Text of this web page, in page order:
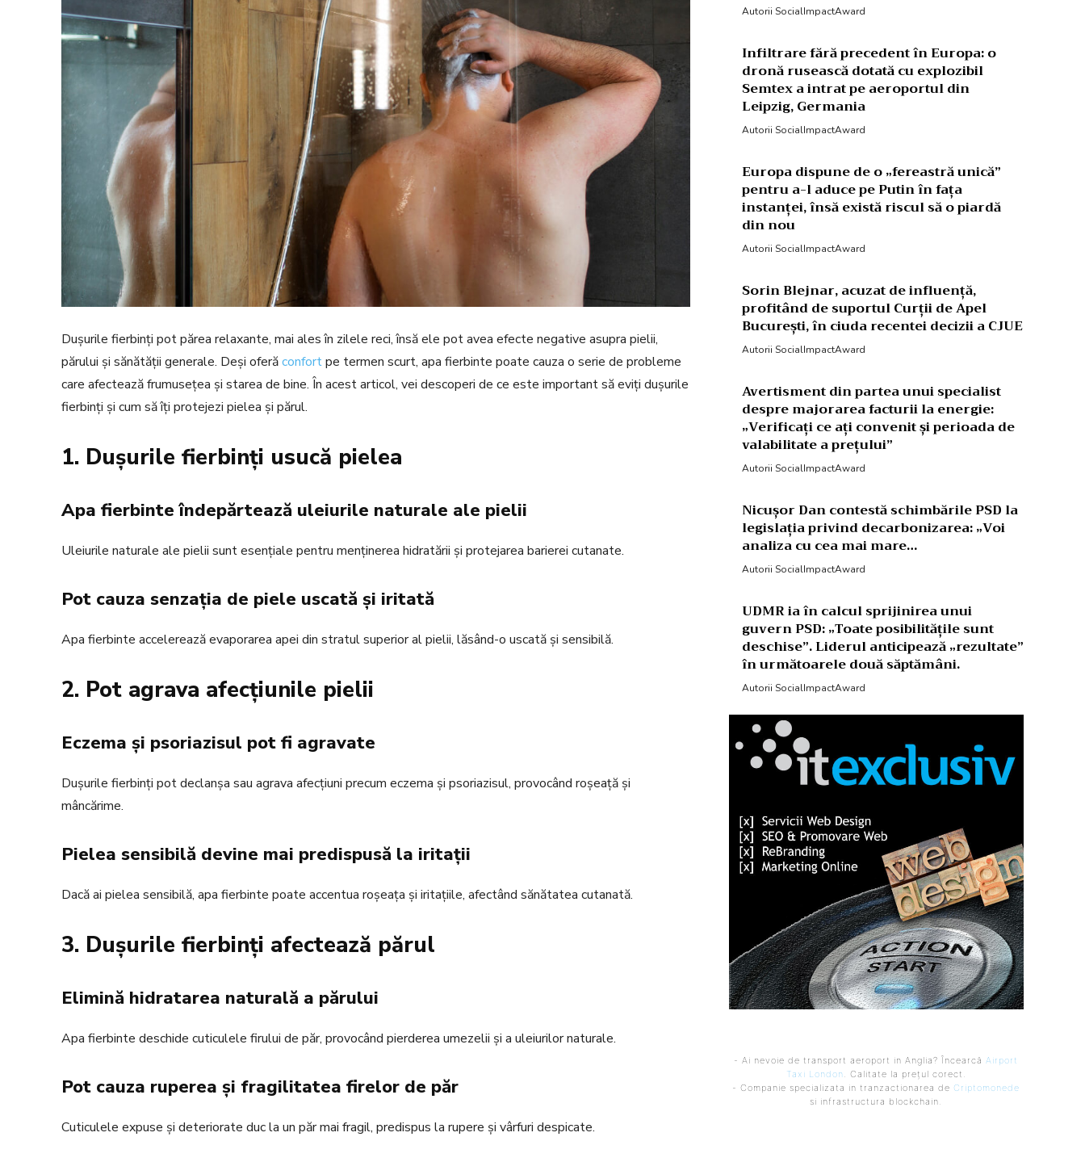
Dușurile fierbinți pot părea relaxante, mai ales în zilele reci, însă ele pot avea efecte negative asupra pielii,
părului și sănătății generale. Deși oferăconfortpe termen scurt, apa fierbinte poate cauza o serie de probleme
care afectează frumusețea și starea de bine. În acest articol, vei descoperi de ce este important să eviți dușurile
fierbinți și cum să îți protejezi pielea și părul.
1. Dușurile fierbinți usucă pielea
Apa fierbinte îndepărtează uleiurile naturale ale pielii
Uleiurile naturale ale pielii sunt esențiale pentru menținerea hidratării și protejarea barierei cutanate.
Pot cauza senzația de piele uscată și iritată
Apa fierbinte accelerează evaporarea apei din stratul superior al pielii, lăsând-o uscată și sensibilă.
2. Pot agrava afecțiunile pielii
Eczema și psoriazisul pot fi agravate
Dușurile fierbinți pot declanșa sau agrava afecțiuni precum eczema și psoriazisul, provocând roșeață și
mâncărime.
Pielea sensibilă devine mai predispusă la iritații
Dacă ai pielea sensibilă, apa fierbinte poate accentua roșeața și iritațiile, afectând sănătatea cutanată.
3. Dușurile fierbinți afectează părul
Elimină hidratarea naturală a părului
Apa fierbinte deschide cuticulele firului de păr, provocând pierderea umezelii și a uleiurilor naturale.
Pot cauza ruperea și fragilitatea firelor de păr
Cuticulele expuse și deteriorate duc la un păr mai fragil, predispus la rupere și vârfuri despicate.
Autorii SocialImpactAward
Infiltrare fără precedent în Europa: o
dronă rusească dotată cu explozibil
Semtex a intrat pe aeroportul din
Leipzig, Germania
Autorii SocialImpactAward
Europa dispune de o „fereastră unică”
pentru a-l aduce pe Putin în fața
instanței, însă există riscul să o piardă
din nou
Autorii SocialImpactAward
Sorin Blejnar, acuzat de influență,
profitând de suportul Curții de Apel
București, în ciuda recentei decizii a CJUE
Autorii SocialImpactAward
Avertisment din partea unui specialist
despre majorarea facturii la energie:
„Verificați ce ați convenit și perioada de
valabilitate a prețului”
Autorii SocialImpactAward
Nicușor Dan contestă schimbările PSD la
legislația privind decarbonizarea: „Voi
analiza cu cea mai mare…
Autorii SocialImpactAward
UDMR ia în calcul sprijinirea unui
guvern PSD: „Toate posibilitățile sunt
deschise”. Liderul anticipează „rezultate”
în următoarele două săptămâni.
Autorii SocialImpactAward
- Ai nevoie de transport aeroport in Anglia? ÎncearcăAirport
Taxi London. Calitate la prețul corect.
- Companie specializata in tranzactionarea deCriptomonede
si infrastructura blockchain.